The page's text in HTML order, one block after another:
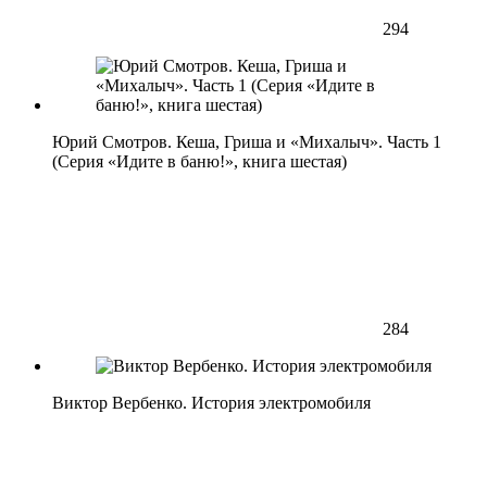
294
Юрий Смотров. Кеша, Гриша и «Михалыч». Часть 1
(Серия «Идите в баню!», книга шестая)
284
Виктор Вербенко. История электромобиля